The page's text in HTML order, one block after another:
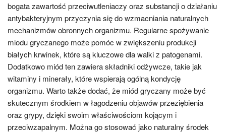
bogata zawartość przeciwutleniaczy oraz substancji o działaniu
antybakteryjnym przyczynia się do wzmacniania naturalnych
mechanizmów obronnych organizmu. Regularne spożywanie
miodu gryczanego może pomóc w zwiększeniu produkcji
białych krwinek, które są kluczowe dla walki z patogenami.
Dodatkowo miód ten zawiera składniki odżywcze, takie jak
witaminy i minerały, które wspierają ogólną kondycję
organizmu. Warto także dodać, że miód gryczany może być
skutecznym środkiem w łagodzeniu objawów przeziębienia
oraz grypy, dzięki swoim właściwościom kojącym i
przeciwzapalnym. Można go stosować jako naturalny środek